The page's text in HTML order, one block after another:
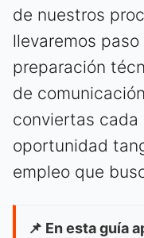
de nuestros
llevaremos
preparación
de
conviertas cada
oportunidad
empleo que
📌 En esta guía